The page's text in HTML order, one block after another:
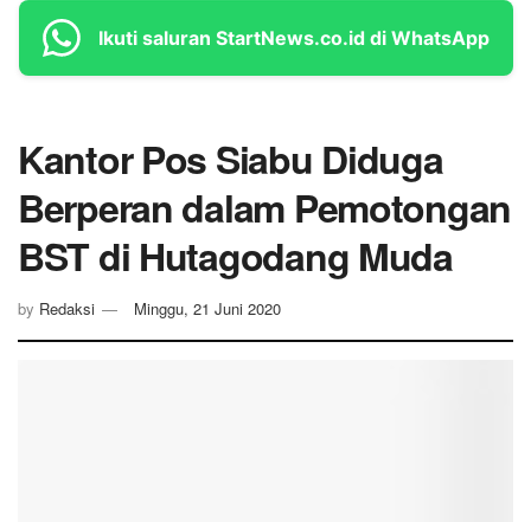
Ikuti saluran StartNews.co.id di WhatsApp
Kantor Pos Siabu Diduga
Berperan dalam Pemotongan
BST di Hutagodang Muda
by Redaksi Minggu, 21 Juni 2020